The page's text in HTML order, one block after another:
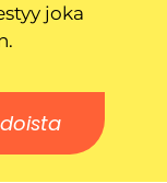
joka